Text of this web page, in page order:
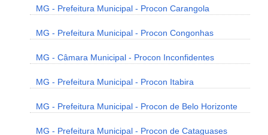
MG - Prefeitura Municipal - Procon Carangola
MG - Prefeitura Municipal - Procon Congonhas
MG - Câmara Municipal - Procon Inconfidentes
MG - Prefeitura Municipal - Procon Itabira
MG - Prefeitura Municipal - Procon de Belo Horizonte
MG - Prefeitura Municipal - Procon de Cataguases